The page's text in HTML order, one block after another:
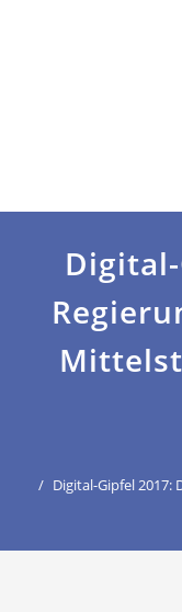
Digital-Gipfel 2017: